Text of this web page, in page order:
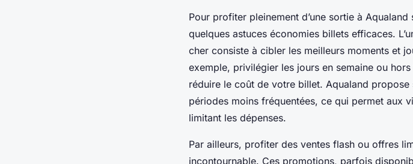
Pour profiter pleinement d’une sortie à
quelques astuces économies billets efficaces.
cher consiste à cibler les meilleurs moments et
exemple, privilégier les jours en semaine ou
réduire le coût de votre billet. Aqualand
périodes moins fréquentées, ce qui permet aux
limitant les dépenses.
Par ailleurs, profiter des ventes flash ou offres
incontournable. Ces promotions, parfois